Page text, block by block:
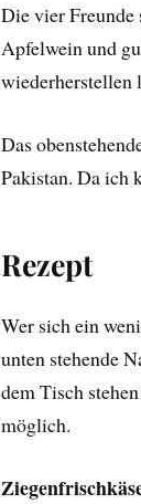
Die vier Freunde
Apfelwein und
wiederherstellen
Das
Pakistan. Da ich
Rezept
Wer sich ein
unten stehende
dem Tisch
möglich.